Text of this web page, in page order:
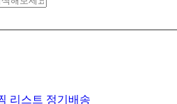
리스트 정기배송